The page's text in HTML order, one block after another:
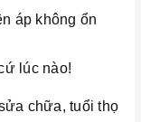
áp không ổn
lúc nào!
chữa, tuổi thọ